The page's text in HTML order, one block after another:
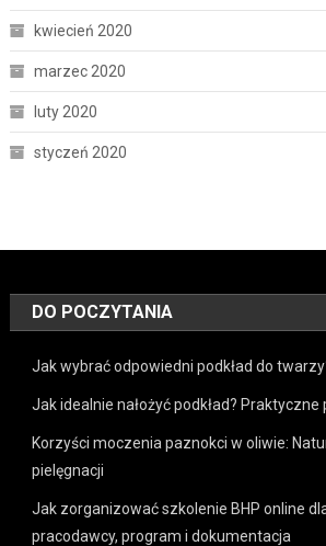
kwiecień 2020
marzec 2020
luty 2020
styczeń 2020
DO POCZYTANIA
Jak wybrać odpowiedni podkład do
Jak idealnie nałożyć podkład? Praktyczne
Korzyści moczenia paznokci w oliwie:
pielęgnacji
Jak zorganizować szkolenie BHP online
pracodawcy, program i dokumentacja